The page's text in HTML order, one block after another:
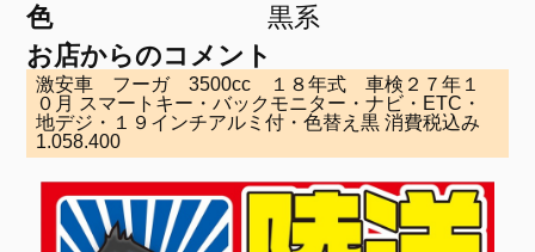
色
黒系
お店からのコメント
激安車 フーガ 3500cc １８年式 車検２７年１
０月 スマートキー・バックモニター・ナビ・ETC・
地デジ・１９インチアルミ付・色替え黒 消費税込み
1.058.400